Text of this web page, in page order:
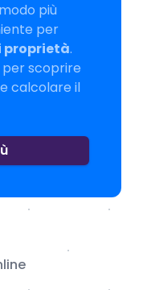
più
per
proprietà.
scoprire
calcolare il